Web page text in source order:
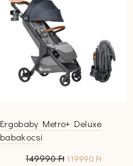
Ergobaby Metro+ Deluxe
babakocsi
149990Ft Original
119990 FtCurrent